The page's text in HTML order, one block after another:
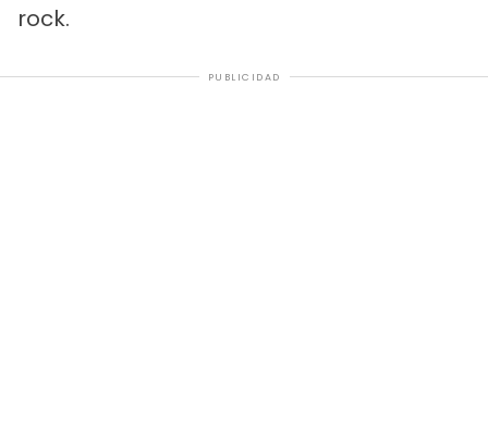
rock.
PUBLICIDAD